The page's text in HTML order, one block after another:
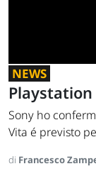
NEWS
Sony ho
Vita é previsto
di Francesco